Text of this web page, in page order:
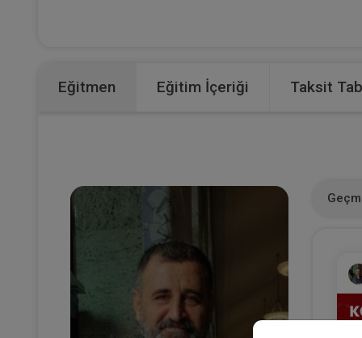
Eğitmen Eğitim İçeriği Taksit